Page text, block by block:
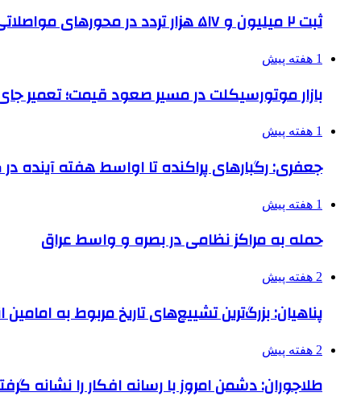
ثبت ۲ میلیون و ۵۱۷ هزار تردد در محورهای مواصلاتی همدان در ایام اربعین
1 هفته پیش
بازار موتورسیکلت در مسیر صعود قیمت؛ تعمیر
1 هفته پیش
جعفری: رگبارهای پراکنده تا اواسط هفته آینده
1 هفته پیش
حمله به مراکز نظامی در بصره و واسط عراق
2 هفته پیش
پناهیان: بزرگ‌ترین تشییع‌های تاریخ مربوط به
2 هفته پیش
طلاجوران: دشمن امروز با رسانه افکار را نشانه